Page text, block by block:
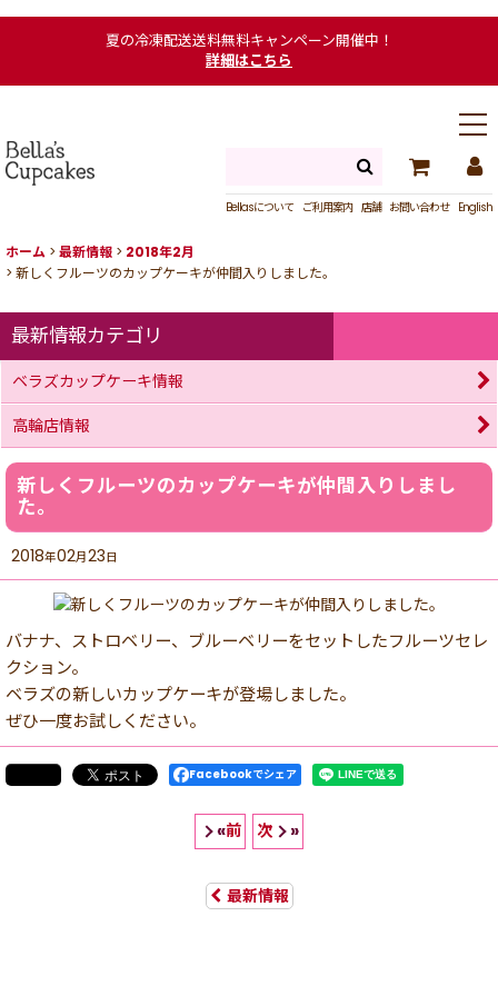
夏の冷凍配送送料無料キャンペーン開催中！
詳細はこちら
Bellasについて ご利用案内 店舗 お問い合わせ English
ホーム > 最新情報 > 2018年2月
> 新しくフルーツのカップケーキが仲間入りしました。
新しくフルーツのカップケーキが仲間入りしまし
た。
2018年02月23日
バナナ、ストロベリー、ブルーベリーをセットしたフルーツセレ
クション。
ベラズの新しいカップケーキが登場しました。
ぜひ一度お試しください。
Facebookでシェア
«前 次 »
最新情報
最新情報カテゴリ
ベラズカップケーキ情報
高輪店情報